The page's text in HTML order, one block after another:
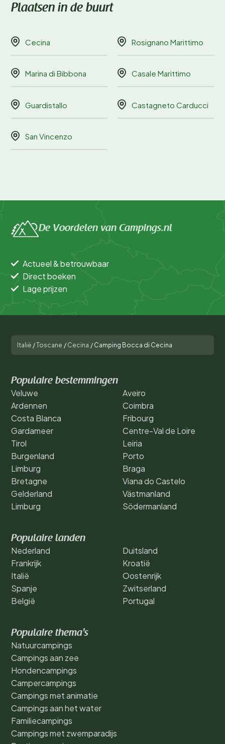
Plaatsen in de buurt
Cecina Rosignano Marittimo
Marina di Bibbona Casale Marittimo
Guardistallo Castagneto Carducci
San Vincenzo
De Voordelen van Campings.nl
Actueel & betrouwbaar
Direct boeken
Lage prijzen
Italië /Toscane / Cecina / Camping Bocca di Cecina
Populaire bestemmingen
Veluwe
Ardennen
Costa Blanca
Gardameer
Tirol
Burgenland
Limburg
Bretagne
Gelderland
Limburg
Aveiro
Coimbra
Fribourg
Centre-Val de Loire
Leiria
Porto
Braga
Viana do Castelo
Västmanland
Södermanland
Populaire landen
Nederland
Frankrijk
Italië
Spanje
België
Duitsland
Kroatië
Oostenrijk
Zwitserland
Portugal
Populaire thema's
Natuurcampings
Campings aan zee
Hondencampings
Campercampings
Campings met animatie
Campings aan het water
Familiecampings
Campings met zwemparadijs